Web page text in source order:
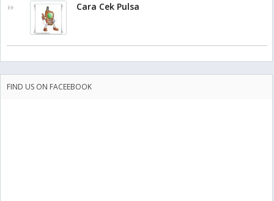
Cara Cek Pulsa
FIND US ON FACEEBOOK